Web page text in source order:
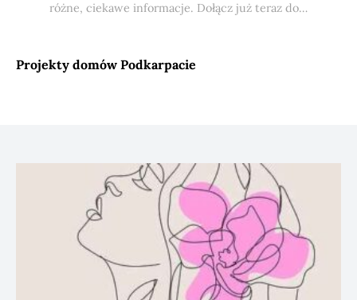
różne, ciekawe informacje. Dołącz już teraz do…
Projekty domów Podkarpacie